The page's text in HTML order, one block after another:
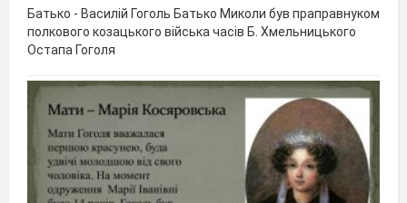
Батько - Василій Гоголь Батько Миколи був праправнуком
полкового козацького війська часів Б. Хмельницького
Остапа Гоголя